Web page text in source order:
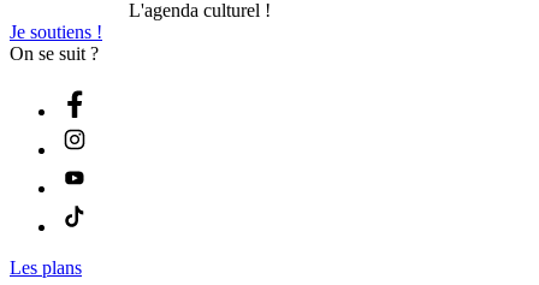
L'agenda culturel !
Je soutiens !
On se suit ?
Les plans